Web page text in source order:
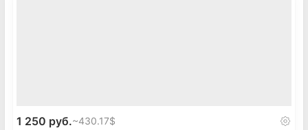
1 250 руб.~430.17$